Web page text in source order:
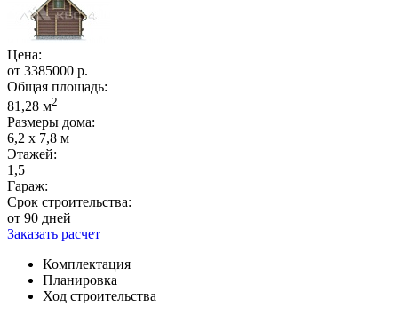
Цена:
от 3385000 р.
Общая площадь:
81,28 м2
Размеры дома:
6,2 х 7,8 м
Этажей:
1,5
Гараж:
Срок строительства:
от 90 дней
Заказать расчет
Комплектация
Планировка
Ход строительства